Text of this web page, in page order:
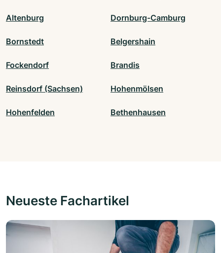
Altenburg Dornburg-Camburg
Bornstedt Belgershain
Fockendorf Brandis
Reinsdorf (Sachsen) Hohenmölsen
Hohenfelden Bethenhausen
Neueste Fachartikel